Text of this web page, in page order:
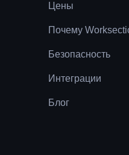
Цены
Почему
Безопасность
Интеграции
Блог